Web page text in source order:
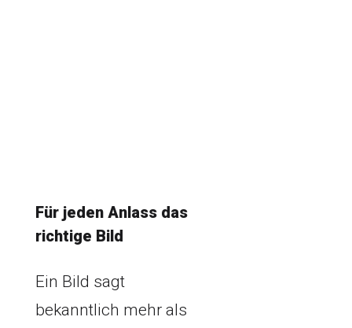
Für jeden Anlass das
richtige Bild
Ein Bild sagt
bekanntlich mehr als